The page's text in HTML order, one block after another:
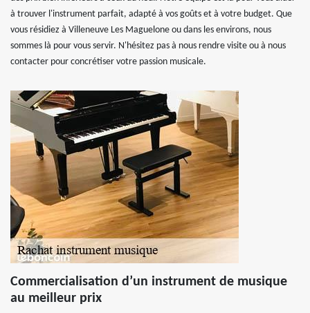
à trouver l'instrument parfait, adapté à vos goûts et à votre budget. Que
vous résidiez à Villeneuve Les Maguelone ou dans les environs, nous
sommes là pour vous servir. N'hésitez pas à nous rendre visite ou à nous
contacter pour concrétiser votre passion musicale.
Commercialisation d’un instrument de musique
au meilleur prix